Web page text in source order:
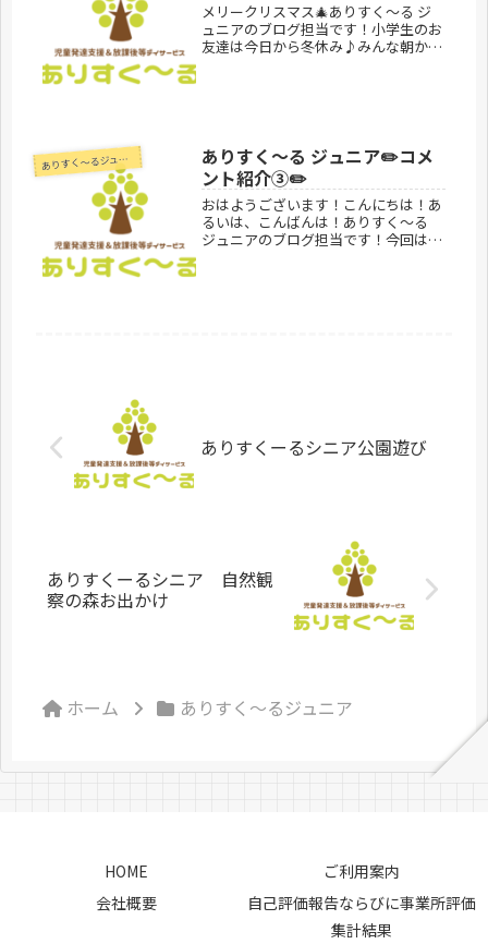
メリークリスマス🎄ありすく～る ジ
ュニアのブログ担当です！小学生のお
友達は今日から冬休み♪みんな朝から
あ
りすく～るジュニア
ありすく〜る ジュニア✏️コメ
ント紹介③✏️
おはようございます！こんにちは！あ
るいは、こんばんは！ありすく～る
ジュニアのブログ担当です！今回はコ
ありすくーるシニア公園遊び
ありすくーるシニア 自然観
察の森お出かけ
ホーム ありすく～るジュニア
HOME
ご利用案内
会社概要
自己評価報告ならびに事業所評価
集計結果